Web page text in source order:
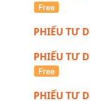
PHIẾU TƯ
PHIẾU TƯ
PHIẾU TƯ